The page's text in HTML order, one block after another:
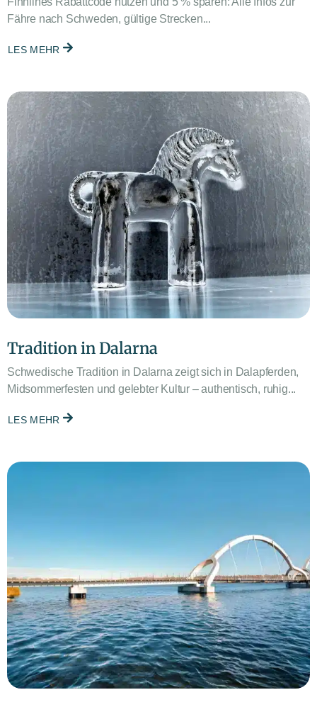
Fähre nach Schweden, gültige Strecken...
LES MEHR
Tradition in Dalarna
Schwedische Tradition in Dalarna zeigt sich in Dalapferden,
Midsommerfesten und gelebter Kultur – authentisch, ruhig...
LES MEHR